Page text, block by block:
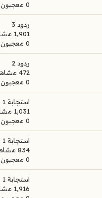
0 معجبون
ردود 3
1,901 مشاهدات
0 معجبون
ردود 2
472 مشاهدات
0 معجبون
استجابة 1
1,031 مشاهدات
0 معجبون
استجابة 1
834 مشاهدات
0 معجبون
استجابة 1
1,916 مشاهدات